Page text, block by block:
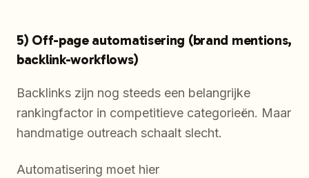
5) Off-page automatisering (brand mentions,
backlink-workflows)
Backlinks zijn nog steeds een belangrijke
rankingfactor in competitieve categorieën. Maar
handmatige outreach schaalt slecht.
Automatisering moet hier